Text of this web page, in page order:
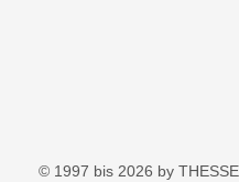
© 1997 bis 2026 by